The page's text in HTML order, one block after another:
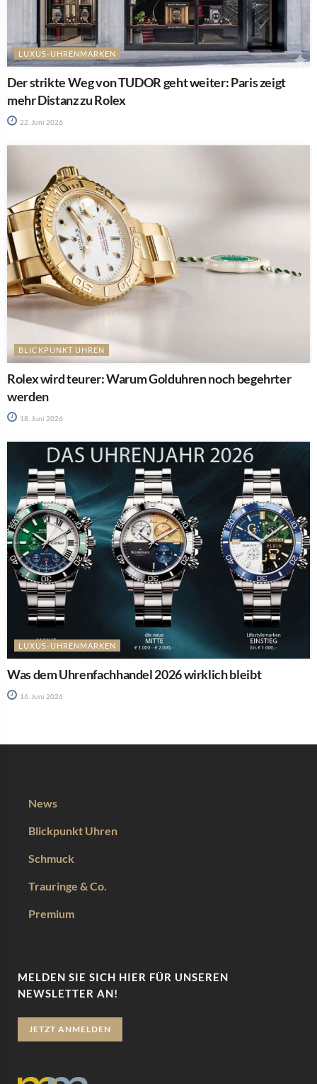
LUXUS-UHRENMARKEN
Der strikte Weg von TUDOR geht weiter: Paris zeigt
mehr Distanz zu Rolex
22. Juni 2026
BLICKPUNKT UHREN
Rolex wird teurer: Warum Golduhren noch begehrter
werden
18. Juni 2026
LUXUS-UHRENMARKEN
Was dem Uhrenfachhandel 2026 wirklich bleibt
16. Juni 2026
News
Blickpunkt Uhren
Schmuck
Trauringe & Co.
Premium
MELDEN SIE SICH HIER FÜR UNSEREN
NEWSLETTER AN!
JETZT ANMELDEN